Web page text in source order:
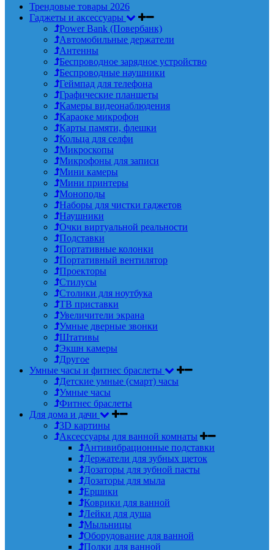
Трендовые товары 2026
Гаджеты и аксессуары
Power Bank (Повербанк)
Автомобильные держатели
Антенны
Беспроводное зарядное устройство
Беспроводные наушники
Геймпад для телефона
Графические планшеты
Камеры видеонаблюдения
Караоке микрофон
Карты памяти, флешки
Кольца для селфи
Микроскопы
Микрофоны для записи
Мини камеры
Мини принтеры
Моноподы
Наборы для чистки гаджетов
Наушники
Очки виртуальной реальности
Подставки
Портативные колонки
Портативный вентилятор
Проекторы
Стилусы
Столики для ноутбука
ТВ приставки
Увеличители экрана
Умные дверные звонки
Штативы
Экшн камеры
Другое
Умные часы и фитнес браслеты
Детские умные (смарт) часы
Умные часы
Фитнес браслеты
Для дома и дачи
3D картины
Аксессуары для ванной комнаты
Антивибрационные подставки
Держатели для зубных щеток
Дозаторы для зубной пасты
Дозаторы для мыла
Ершики
Коврики для ванной
Лейки для душа
Мыльницы
Оборудование для ванной
Полки для ванной